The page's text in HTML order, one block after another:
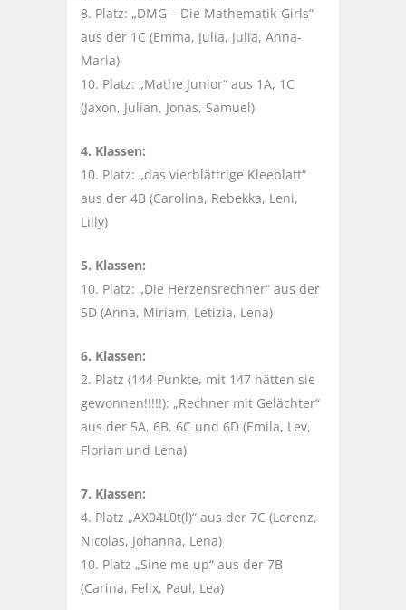
8. Platz: „DMG – Die Mathematik-Girls“
aus der 1C (Emma, Julia, Julia, Anna-
Maria)
10. Platz: „Mathe Junior“ aus 1A, 1C
(Jaxon, Julian, Jonas, Samuel)
4. Klassen:
10. Platz: „das vierblättrige Kleeblatt“
aus der 4B (Carolina, Rebekka, Leni,
Lilly)
5. Klassen:
10. Platz: „Die Herzensrechner“ aus der
5D (Anna, Miriam, Letizia, Lena)
6. Klassen:
2. Platz (144 Punkte, mit 147 hätten sie
gewonnen!!!!!): „Rechner mit Gelächter“
aus der 5A, 6B, 6C und 6D (Emila, Lev,
Florian und Lena)
7. Klassen:
4. Platz „AX04L0t(l)“ aus der 7C (Lorenz,
Nicolas, Johanna, Lena)
10. Platz „Sine me up“ aus der 7B
(Carina, Felix, Paul, Lea)